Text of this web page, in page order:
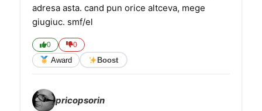
adresa asta. cand pun orice altceva, mege
giugiuc. smf/el
0 0
Award Boost
pricopsorin